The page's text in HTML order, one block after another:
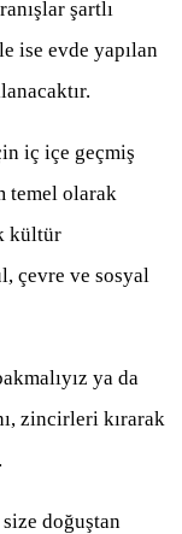
şartlı
ise evde yapılan
iç içe geçmiş
temel olarak
kültür
çevre ve sosyal
ya da
zincirleri kırarak
doğuştan